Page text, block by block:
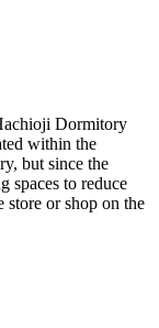
Dormitory
within the
but since the
spaces to reduce
store or shop on the